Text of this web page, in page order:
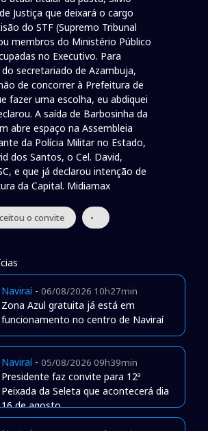
Justiça que deixará o cargo
do STF (Supremo Tribunal
membros do Ministério Público
no Executivo. Para
secretariado de Azambuja,
de concorrer à Prefeitura de
fazer uma escolha, eu abdiquei
A saída de Barbosinha da
abre espaço na Assembleia
da Polícia Militar no Estado,
dos Santos, o Cel. David,
e que já declarou intenção de
da Capital. Midiamax
o convite •
Naviraí- 06/08/2026 10h27min
Zona Azul gratuita já está em
funcionamento no centro de Naviraí
Naviraí- 05/08/2026 09h39min
Presidente faz convite para 12ª
Peixada da Seleta que acontecerá dia
16 de agosto